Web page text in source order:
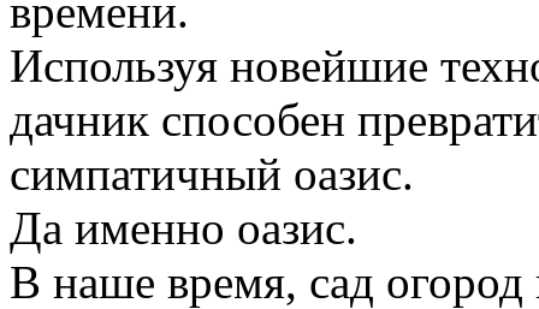
времени.
Используя новейшие
дачник способен
симпатичный оазис.
Да именно оазис.
В наше время, сад огород